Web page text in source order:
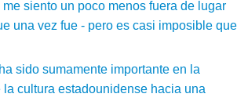
siento un poco menos fuera de lugar
una vez fue - pero es casi imposible que
sido sumamente importante en la
la cultura estadounidense hacia una